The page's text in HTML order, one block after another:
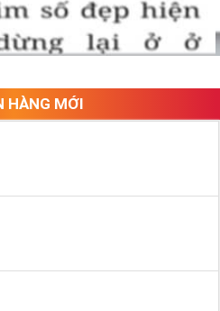
HÀNG MỚI